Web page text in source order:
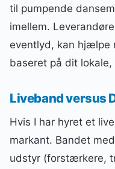
til pumpende
imellem.
eventlyd, kan hjælpe
baseret på dit
Liveband versus
Hvis I har hyret et
markant. Bandet
udstyr (forstærkere,